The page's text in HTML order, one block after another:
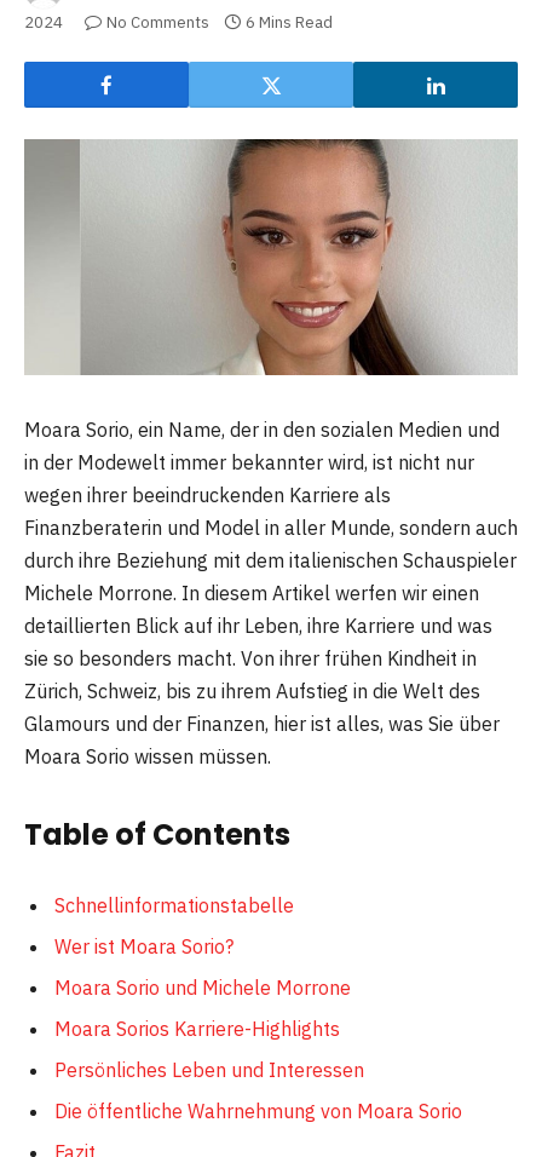
2024
No Comments 6 Mins Read
Moara Sorio, ein Name, der in den sozialen Medien und
in der Modewelt immer bekannter wird, ist nicht nur
wegen ihrer beeindruckenden Karriere als
Finanzberaterin und Model in aller Munde, sondern auch
durch ihre Beziehung mit dem italienischen Schauspieler
Michele Morrone. In diesem Artikel werfen wir einen
detaillierten Blick auf ihr Leben, ihre Karriere und was
sie so besonders macht. Von ihrer frühen Kindheit in
Zürich, Schweiz, bis zu ihrem Aufstieg in die Welt des
Glamours und der Finanzen, hier ist alles, was Sie über
Moara Sorio wissen müssen.
Table of Contents
Schnellinformationstabelle
Wer ist Moara Sorio?
Moara Sorio und Michele Morrone
Moara Sorios Karriere-Highlights
Persönliches Leben und Interessen
Die öffentliche Wahrnehmung von Moara Sorio